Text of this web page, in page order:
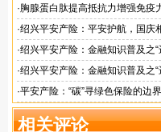
户体验
· 胸腺蛋白肽提高抵抗力增强免疫
服务商
·绍兴平安产险：平安护航，国庆
·绍兴平安产险：金融知识普及之“
·绍兴平安产险：金融知识普及之“
·平安产险：“碳”寻绿色保险的边界
相关评论